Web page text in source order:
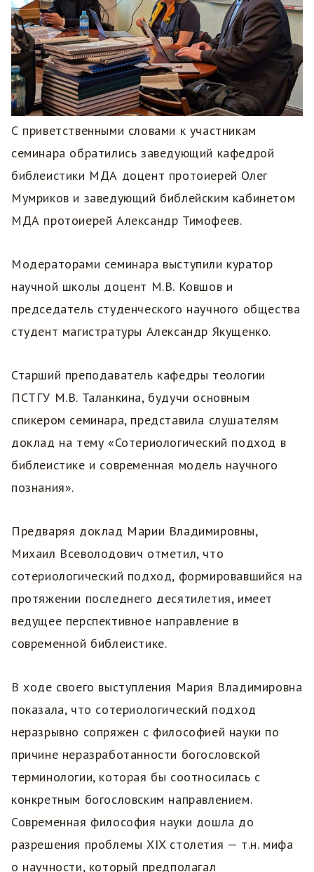
С приветственными словами к участникам
семинара обратились заведующий кафедрой
библеистики МДА доцент протоиерей Олег
Мумриков и заведующий библейским кабинетом
МДА протоиерей Александр Тимофеев.
Модераторами семинара выступили куратор
научной школы доцент М.В. Ковшов и
председатель студенческого научного общества
студент магистратуры Александр Якущенко.
Старший преподаватель кафедры теологии
ПСТГУ М.В. Таланкина, будучи основным
спикером семинара, представила слушателям
доклад на тему «Сотериологический подход в
библеистике и современная модель научного
познания».
Предваряя доклад Марии Владимировны,
Михаил Всеволодович отметил, что
сотериологический подход, формировавшийся на
протяжении последнего десятилетия, имеет
ведущее перспективное направление в
современной библеистике.
В ходе своего выступления Мария Владимировна
показала, что сотериологический подход
неразрывно сопряжен с философией науки по
причине неразработанности богословской
терминологии, которая бы соотносилась с
конкретным богословским направлением.
Современная философия науки дошла до
разрешения проблемы XIX столетия — т.н. мифа
о научности, который предполагал